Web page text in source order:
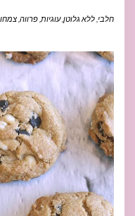
חלבי ללא גלוטן ,עוגיות פרווה